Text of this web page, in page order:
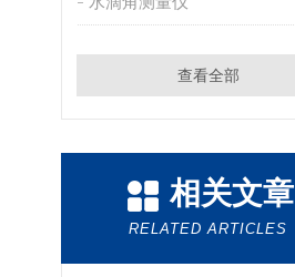
查看全部
相关文章
RELATED ARTICLES